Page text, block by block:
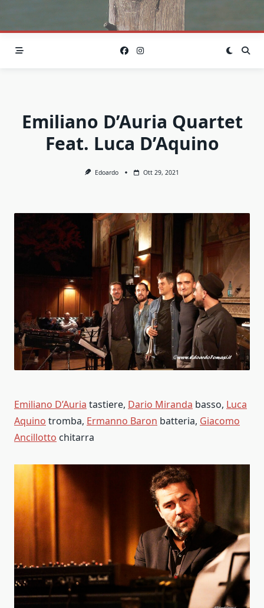
Emiliano D’Auria Quartet
Feat. Luca D’Aquino
Edoardo Ott 29, 2021
Emiliano D’Auria tastiere, Dario Miranda basso, Luca
Aquino tromba, Ermanno Baron batteria, Giacomo
Ancillotto chitarra